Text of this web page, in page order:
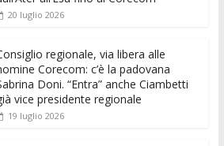
p
p
g
er
20 luglio 2026
regionale, via libera alle
Corecom: c’è la padovana
Doni. “Entra” anche Ciambetti
vice presidente regionale
19 luglio 2026